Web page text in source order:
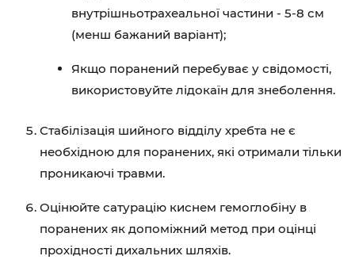
внутрішньотрахеальної частини - 5-8 см
(менш бажаний варіант);
Якщо поранений перебуває у свідомості,
використовуйте лідокаїн для знеболення.
Стабілізація шийного відділу хребта не є
необхідною для поранених, які отримали тільки
проникаючі травми.
Оцінюйте сатурацію киснем гемоглобіну в
поранених як допоміжний метод при оцінці
прохідності дихальних шляхів.